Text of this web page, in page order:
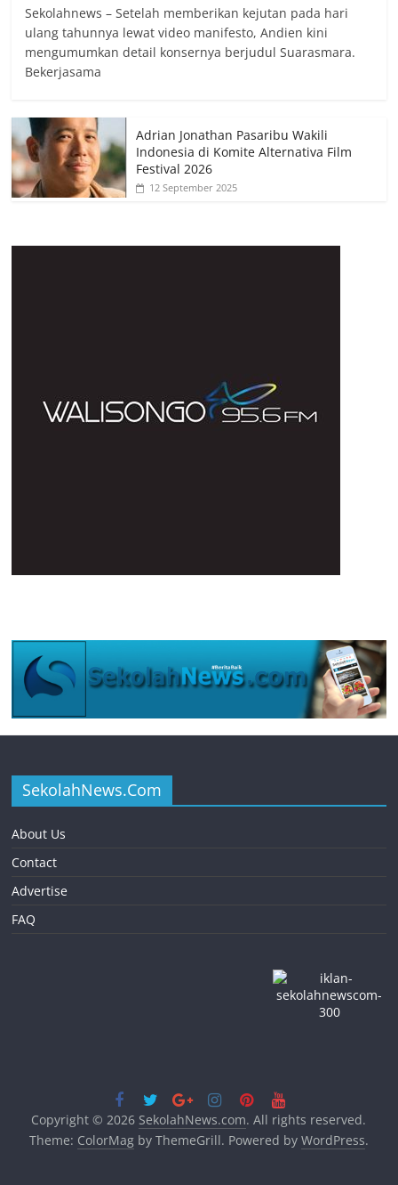
Sekolahnews – Setelah memberikan kejutan pada hari
ulang tahunnya lewat video manifesto, Andien kini
mengumumkan detail konsernya berjudul Suarasmara.
Bekerjasama
Adrian Jonathan Pasaribu Wakili
Indonesia di Komite Alternativa Film
Festival 2026
12 September 2025
SekolahNews.Com
About Us
Contact
Advertise
FAQ
Copyright © 2026 SekolahNews.com. All rights reserved.
Theme: ColorMagby ThemeGrill. Powered by WordPress.